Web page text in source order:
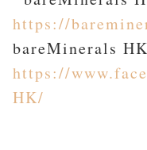
https://
bareMinerals HK
https://
HK/